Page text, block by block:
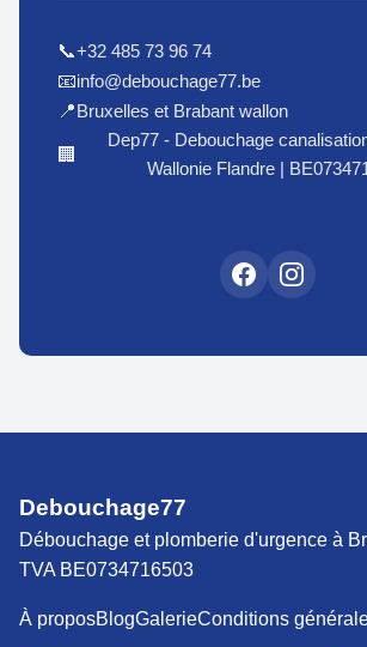
📞+32 485 73 96 74
📧info@debouchage77.be
📍Bruxelles et Brabant wallon
🏢
Dep77 - Debouchage
Wallonie Flandre |
Debouchage77
Débouchage et plomberie d'urgence à
TVA BE0734716503
À proposBlogGalerieConditions